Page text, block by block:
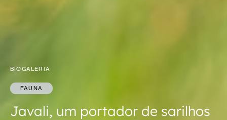
BIOGALERIA
FAUNA
Javali, um portador de sarilhos